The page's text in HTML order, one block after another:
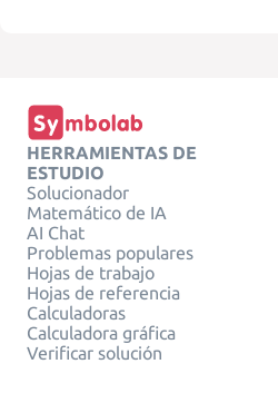
HERRAMIENTAS DE
ESTUDIO
Solucionador
Matemático de IA
AI Chat
Problemas populares
Hojas de trabajo
Hojas de referencia
Calculadoras
Calculadora gráfica
Verificar solución